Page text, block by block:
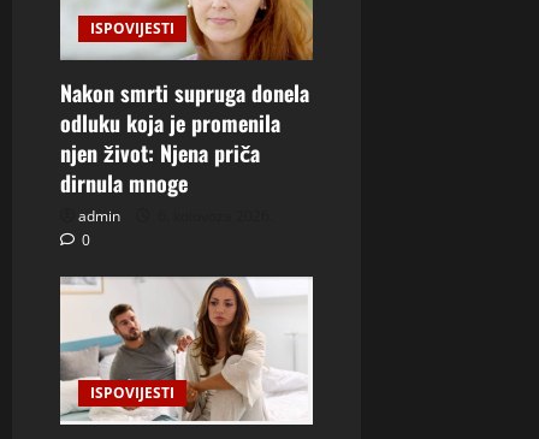
ISPOVIJESTI
Nakon smrti supruga donela
odluku koja je promenila
njen život: Njena priča
dirnula mnoge
admin
0
ISPOVIJESTI